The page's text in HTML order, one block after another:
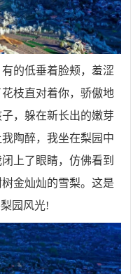
的低垂着脸颊，羞涩
枝直对着你，骄傲地
，躲在新长出的嫩芽
陶醉，我坐在梨园中
上了眼睛，仿佛看到
金灿灿的雪梨。这是
园风光!